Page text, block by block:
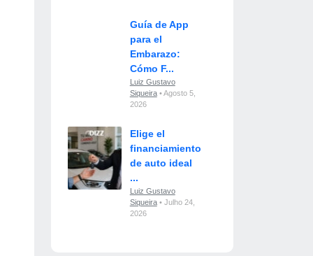
Guía de App
para el
Embarazo:
Cómo F...
Luiz Gustavo
Siqueira• Agosto 5,
2026
Elige el
financiamiento
de auto ideal
...
Luiz Gustavo
Siqueira• Julho 24,
2026